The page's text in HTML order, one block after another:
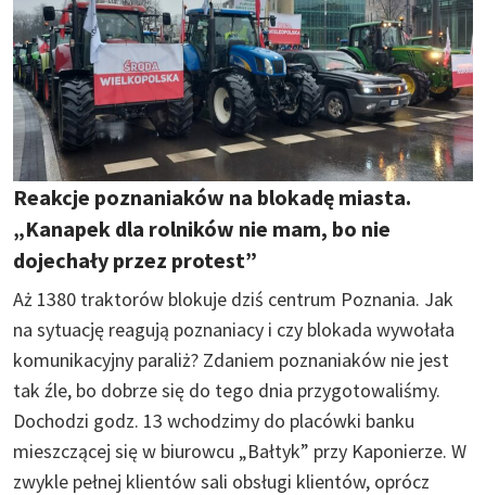
Reakcje poznaniaków na blokadę miasta.
„Kanapek dla rolników nie mam, bo nie
dojechały przez protest”
Aż 1380 traktorów blokuje dziś centrum Poznania. Jak
na sytuację reagują poznaniacy i czy blokada wywołała
komunikacyjny paraliż? Zdaniem poznaniaków nie jest
tak źle, bo dobrze się do tego dnia przygotowaliśmy.
Dochodzi godz. 13 wchodzimy do placówki banku
mieszczącej się w biurowcu „Bałtyk” przy Kaponierze. W
zwykle pełnej klientów sali obsługi klientów, oprócz